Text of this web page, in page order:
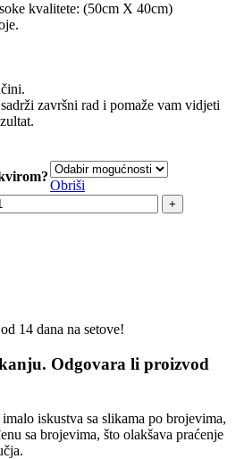
kvalitete: (50cm X 40cm)
završni rad i pomaže vam vidjeti
Obriši
14 dana na setove!
Odgovara li proizvod
iskustva sa slikama po brojevima,
sa brojevima, što olakšava praćenje